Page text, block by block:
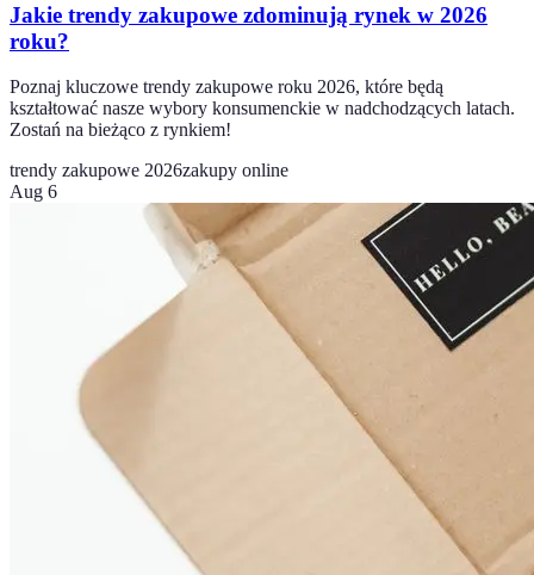
Jakie trendy zakupowe zdominują rynek w 2026
roku?
Poznaj kluczowe trendy zakupowe roku 2026, które będą
kształtować nasze wybory konsumenckie w nadchodzących latach.
Zostań na bieżąco z rynkiem!
trendy zakupowe 2026zakupy online
Aug 6